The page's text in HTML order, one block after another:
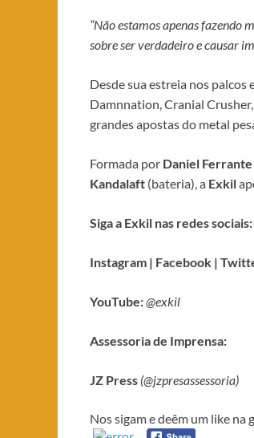
“Não estamos apenas fazendo
sobre ser verdadeiro e causar
​Desde sua estreia nos palcos
Damnnation, Cranial
grandes apostas do metal
​Formada por Daniel Ferrante
Kandalaft (bateria), a Exkil
Siga a Exkil nas redes sociais:
Instagram | Facebook |
YouTube:@exkil
Assessoria de Imprensa:
JZ Press (@jzpresassessoria)
Nos sigam e deêm um like na